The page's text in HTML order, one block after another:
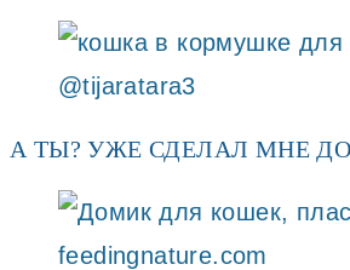
@tijaratara3
А ТЫ? УЖЕ СДЕЛАЛ МНЕ
feedingnature.com